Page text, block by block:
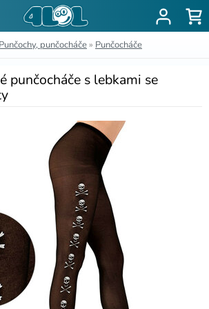
Punčochy, punčocháče » Punčocháče
punčocháče s lebkami se